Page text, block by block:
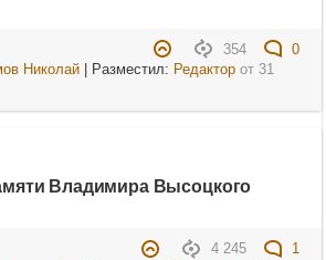
354
0
Николай| Разместил: Редакторот 31
Владимира Высоцкого
4 245
1